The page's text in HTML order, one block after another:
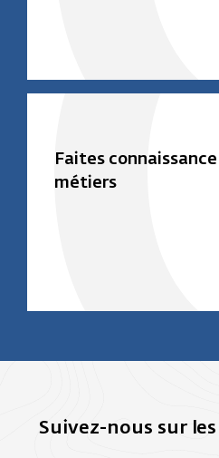
Faites
métiers
Suivez-nous sur